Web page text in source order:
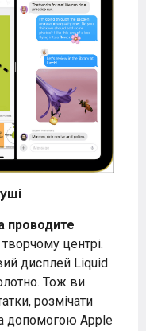
проводите
центрі.
дисплей Liquid
Тож ви
розмічати
допомогою Apple